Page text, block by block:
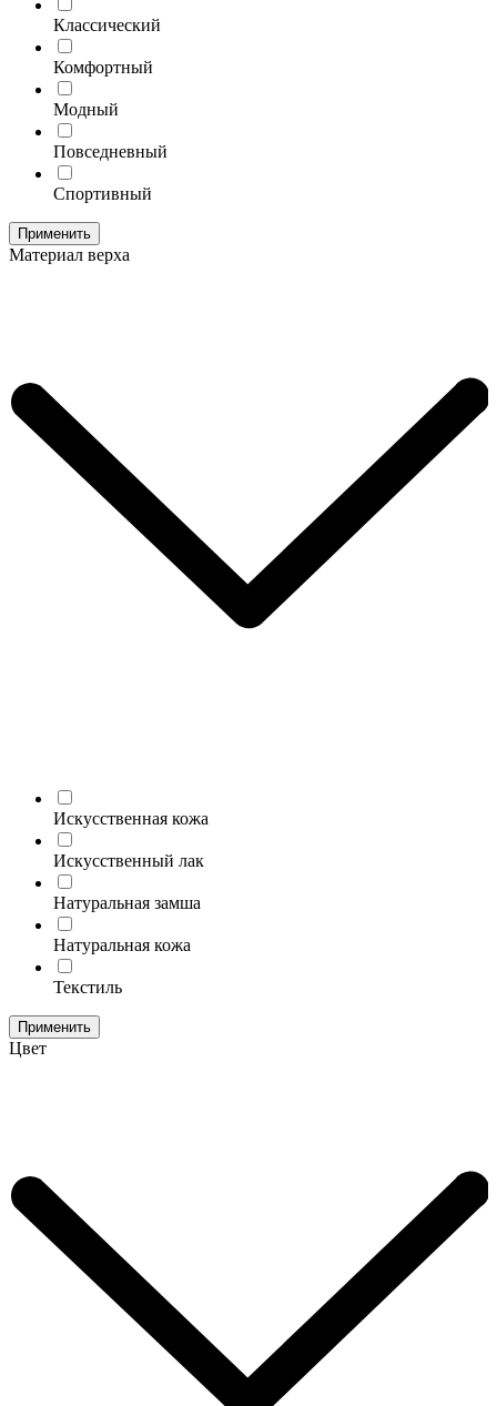
Классический
Комфортный
Модный
Повседневный
Спортивный
Применить
Материал верха
Искусственная кожа
Искусственный лак
Натуральная замша
Натуральная кожа
Текстиль
Применить
Цвет